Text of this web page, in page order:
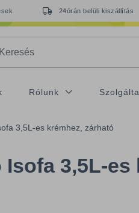
24órán belüli kiszállítás
Rólunk
3,5L-es krémhez, zárható
Isofa 3,5L-es